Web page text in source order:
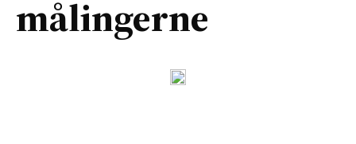
målingerne